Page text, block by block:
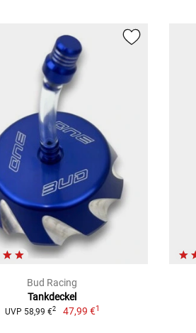
Bud Racing
Tankdeckel
UVP 58,99 €2 47,99 €1